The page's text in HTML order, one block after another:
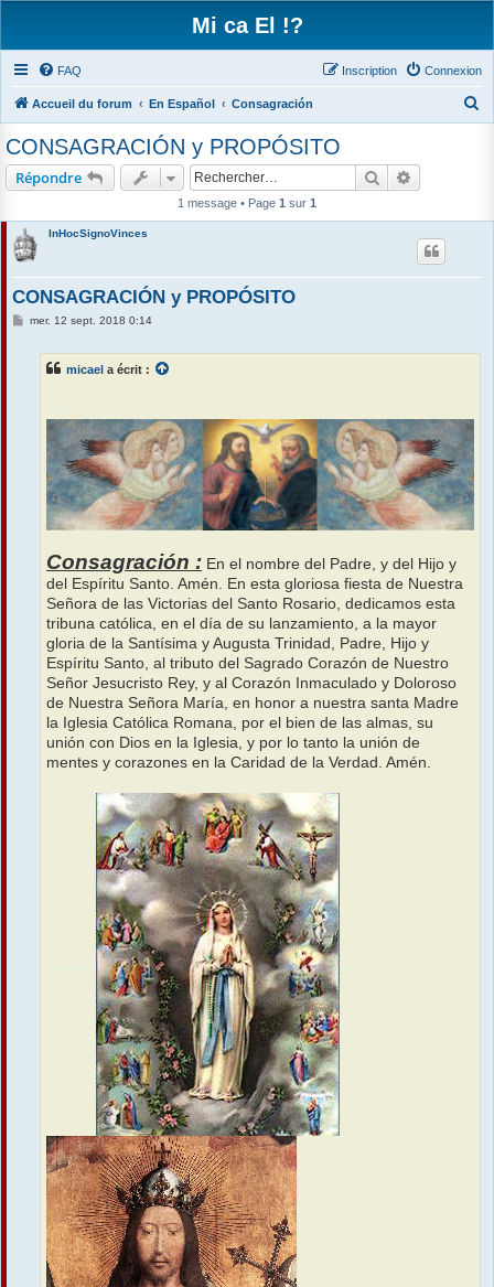
Mi ca El !?
FAQ Connexion
Inscription
Accueil du forum En Español Consagración
CONSAGRACIÓN y PROPÓSITO
Répondre Rechercher
1 message • Page 1 sur 1
InHocSignoVinces
CONSAGRACIÓN y PROPÓSITO
Mmer. 12 sept. 2018 0:14
micael a écrit :
.
.....
Consagración : En el nombre del Padre, y del Hijo y
del Espíritu Santo. Amén. En esta gloriosa fiesta de Nuestra
Señora de las Victorias del Santo Rosario, dedicamos esta
tribuna católica, en el día de su lanzamiento, a la mayor
gloria de la Santísima y Augusta Trinidad, Padre, Hijo y
Espíritu Santo, al tributo del Sagrado Corazón de Nuestro
Señor Jesucristo Rey, y al Corazón Inmaculado y Doloroso
de Nuestra Señora María, en honor a nuestra santa Madre
la Iglesia Católica Romana, por el bien de las almas, su
unión con Dios en la Iglesia, y por lo tanto la unión de
mentes y corazones en la Caridad de la Verdad. Amén.
............... ......